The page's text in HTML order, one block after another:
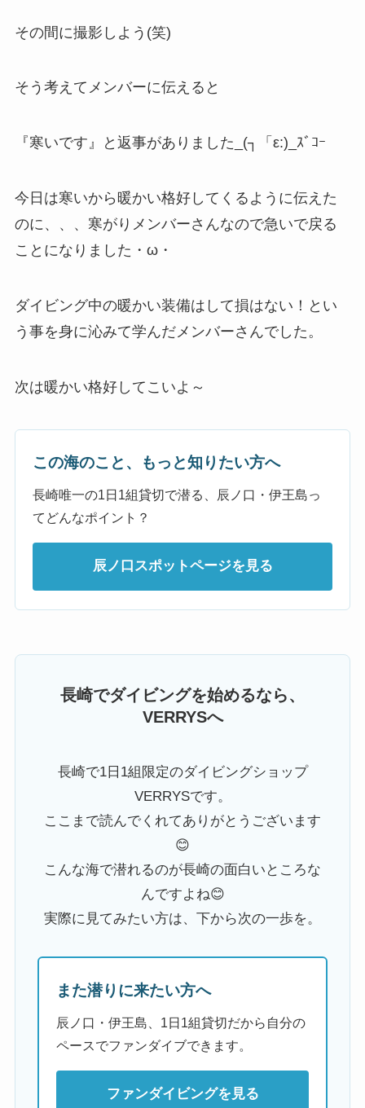
その間に撮影しよう(笑)
そう考えてメンバーに伝えると
『寒いです』と返事がありました_(┐「ε:)_ｽﾞｺｰ
今日は寒いから暖かい格好してくるように伝えた
のに、、、寒がりメンバーさんなので急いで戻る
ことになりました・ω・
ダイビング中の暖かい装備はして損はない！とい
う事を身に沁みて学んだメンバーさんでした。
次は暖かい格好してこいよ～
この海のこと、もっと知りたい方へ
長崎唯一の1日1組貸切で潜る、辰ノ口・伊王島っ
てどんなポイント？
辰ノ口スポットページを見る
長崎でダイビングを始めるなら、
VERRYSへ
長崎で1日1組限定のダイビングショップ
VERRYSです。
ここまで読んでくれてありがとうございます
😊
こんな海で潜れるのが長崎の面白いところな
んですよね😊
実際に見てみたい方は、下から次の一歩を。
また潜りに来たい方へ
辰ノ口・伊王島、1日1組貸切だから自分の
ペースでファンダイブできます。
ファンダイビングを見る